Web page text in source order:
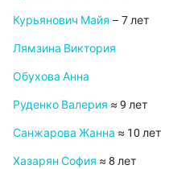
Курьянович Майя – 7 лет
Лямзина Виктория
Обухова Анна
Руденко Валерия ≈ 9 лет
Санжарова Жанна ≈ 10 лет
Хазарян София ≈ 8 лет